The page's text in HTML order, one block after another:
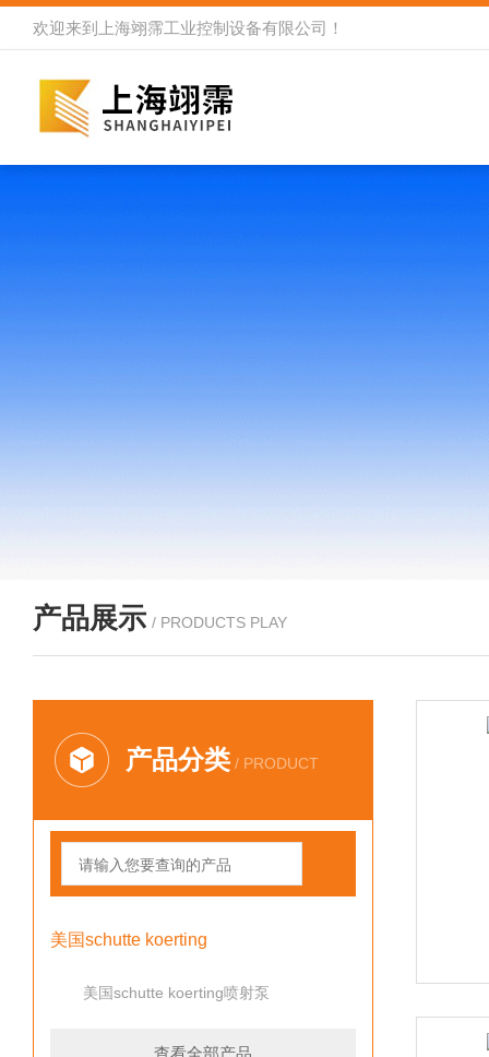
欢迎来到 上海翊霈工业控制设备有限公司 ！
产品展示 / PRODUCTS PLAY
产品分类 / PRODUCT
美国schutte koerting
美国schutte koerting喷射泵
查看全部产品